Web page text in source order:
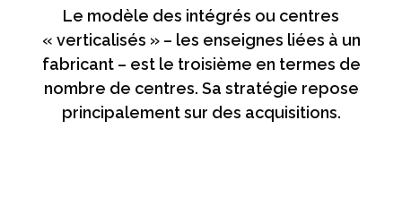
Le modèle des intégrés ou centres
« verticalisés » – les enseignes liées à un
fabricant – est le troisième en termes de
nombre de centres. Sa stratégie repose
principalement sur des acquisitions.